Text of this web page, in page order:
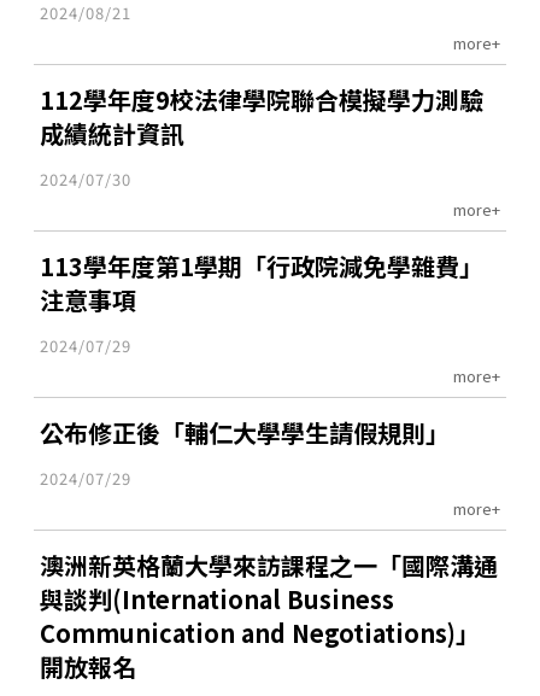
2024/08/21
more+
112學年度9校法律學院聯合模擬學力測驗
成績統計資訊
2024/07/30
more+
113學年度第1學期「行政院減免學雜費」
注意事項
2024/07/29
more+
公布修正後「輔仁大學學生請假規則」
2024/07/29
more+
澳洲新英格蘭大學來訪課程之一「國際溝通
與談判(International Business
Communication and Negotiations)」
開放報名